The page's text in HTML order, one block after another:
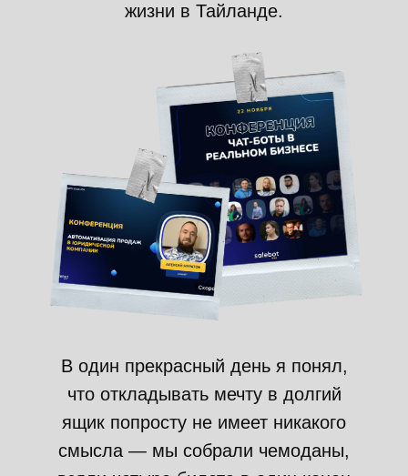
жизни в Тайланде.
В один прекрасный день я понял,
что откладывать мечту в долгий
ящик попросту не имеет никакого
смысла — мы собрали чемоданы,